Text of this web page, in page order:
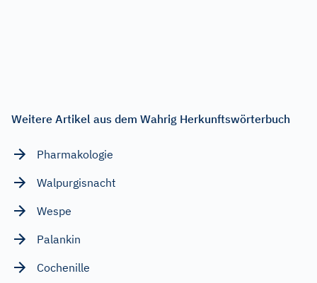
Weitere Artikel aus dem Wahrig Herkunftswörterbuch
Pharmakologie
Walpurgisnacht
Wespe
Palankin
Cochenille